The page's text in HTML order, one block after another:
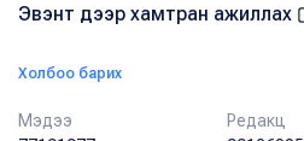
Эвэнт дээр хамтран ажиллах
Холбоо барих
Мэдээ
Редакц